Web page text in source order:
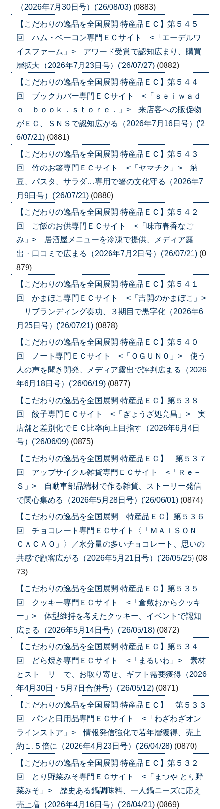
（2026年7月30日号）('26/08/03) (0883)
【こだわりの逸品を全国展開 特産品ＥＣ】第５４５
回 ハム・ベーコン専門ＥＣサイト <「エーデルワ
イスファーム」> アワード受賞で認知広まり、購買
層拡大（2026年7月23日号）('26/07/27) (0882)
【こだわりの逸品を全国展開 特産品ＥＣ】第５４４
回 ブックカバー専門ＥＣサイト <「ｓｅｉｗａｄ
ｏ．ｂｏｏｋ．ｓｔｏｒｅ．」> 来店客への販促物
がＥＣ、ＳＮＳで認知広がる（2026年7月16日号）('2
6/07/21) (0881)
【こだわりの逸品を全国展開 特産品ＥＣ】第５４３
回 竹のお箸専門ＥＣサイト <「ヤマチク」> 納
豆、パスタ、サラダ…専用で箸の文化守る（2026年7
月9日号）('26/07/21) (0880)
【こだわりの逸品を全国展開 特産品ＥＣ】第５４２
回 ご飯のお供専門ＥＣサイト <「味市春香なご
み」> 居酒屋メニューを冷凍で提供、メディア露
出・口コミで広まる（2026年7月2日号）('26/07/21) (0
879)
【こだわりの逸品を全国展開 特産品ＥＣ】第５４１
回 かまぼこ専門ＥＣサイト <「吉開のかまぼこ」>
リブランディング奏功、３期目で黒字化（2026年6
月25日号）('26/07/21) (0878)
【こだわりの逸品を全国展開 特産品ＥＣ】第５４０
回 ノート専門ＥＣサイト <「ＯＧＵＮＯ」> 使う
人の声を聞き開発、メディア露出で評判広まる（2026
年6月18日号）('26/06/19) (0877)
【こだわりの逸品を全国展開 特産品ＥＣ】第５３８
回 餃子専門ＥＣサイト <「ぎょうざ処亮昌」> 実
店舗と差別化でＥＣ比率向上目指す（2026年6月4日
号）('26/06/09) (0875)
【こだわりの逸品を全国展開 特産品ＥＣ】 第５３７
回 アップサイクル雑貨専門ＥＣサイト <「Ｒｅ－
Ｓ」> 自動車部品端材で作る雑貨、ストーリー発信
で関心集める（2026年5月28日号）('26/06/01) (0874)
【こだわりの逸品を全国展開 特産品ＥＣ】第５３６
回 チョコレート専門ＥＣサイト〈「ＭＡＩＳＯＮ
ＣＡＣＡＯ」〉／水分量の多いチョコレート、思いの
共感で顧客広がる（2026年5月21日号）('26/05/25) (08
73)
【こだわりの逸品を全国展開 特産品ＥＣ】第５３５
回 クッキー専門ＥＣサイト <「倉敷おからクッキ
ー」> 体型維持を考えたクッキー、イベントで認知
広まる（2026年5月14日号）('26/05/18) (0872)
【こだわりの逸品を全国展開 特産品ＥＣ】第５３４
回 どら焼き専門ＥＣサイト <「まるいわ」> 素材
とストーリーで、お取り寄せ、ギフト需要獲得（2026
年4月30日・5月7日合併号）('26/05/12) (0871)
【こだわりの逸品を全国展開 特産品ＥＣ】 第５３３
回 パンと日用品専門ＥＣサイト <「わざわざオン
ラインストア」> 情報発信強化で若年層獲得、売上
約１.５倍に（2026年4月23日号）('26/04/28) (0870)
【こだわりの逸品を全国展開 特産品ＥＣ】第５３２
回 とり野菜みそ専門ＥＣサイト <「まつや とり野
菜みそ」> 歴史ある鍋調味料、一人鍋ニーズに応え
売上増（2026年4月16日号）('26/04/21) (0869)